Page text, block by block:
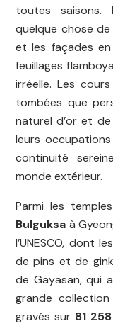
toutes saisons.
quelque chose
et les façades
feuillages
irréelle. Les
tombées que
naturel d’or et
leurs
continuité
monde extérieur.
Parmi les
Bulguksa à
l’UNESCO, dont
de pins et de
de Gayasan, qui
grande
gravés sur 81